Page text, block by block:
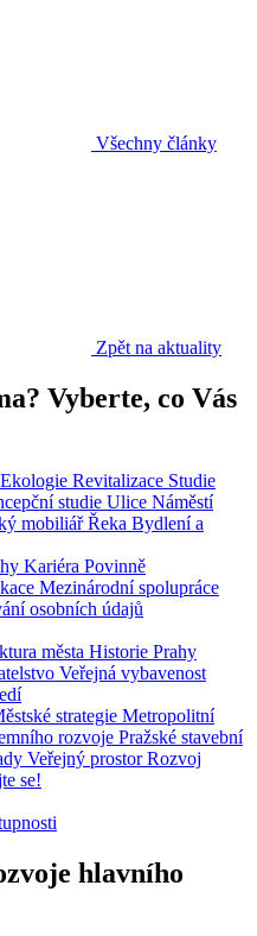
Všechny články
Zpět na aktuality
Vyberte, co Vás
Ekologie Revitalizace Studie
studie Ulice Náměstí
mobiliářŘeka Bydlení a
Kariéra Povinně
Mezinárodní spolupráce
osobních údajů
města Historie Prahy
Veřejná vybavenost
strategie Metropolitní
rozvoje Pražské stavební
Veřejný prostorRozvoj
se!
hlavního